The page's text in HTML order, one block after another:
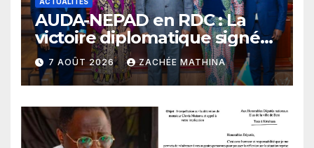
​AUDA-NEPAD en RDC : La
victoire diplomatique signée
Julien Paluku sous le
leadership du Président
Félix-Antoine Tshisekedi
7 AOÛT 2026 ZACHÉE MATHINA